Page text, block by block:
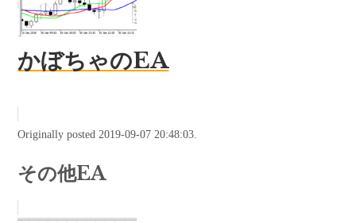
かぼちゃのEA
Originally posted 2019-09-07 20:48:03.
その他EA